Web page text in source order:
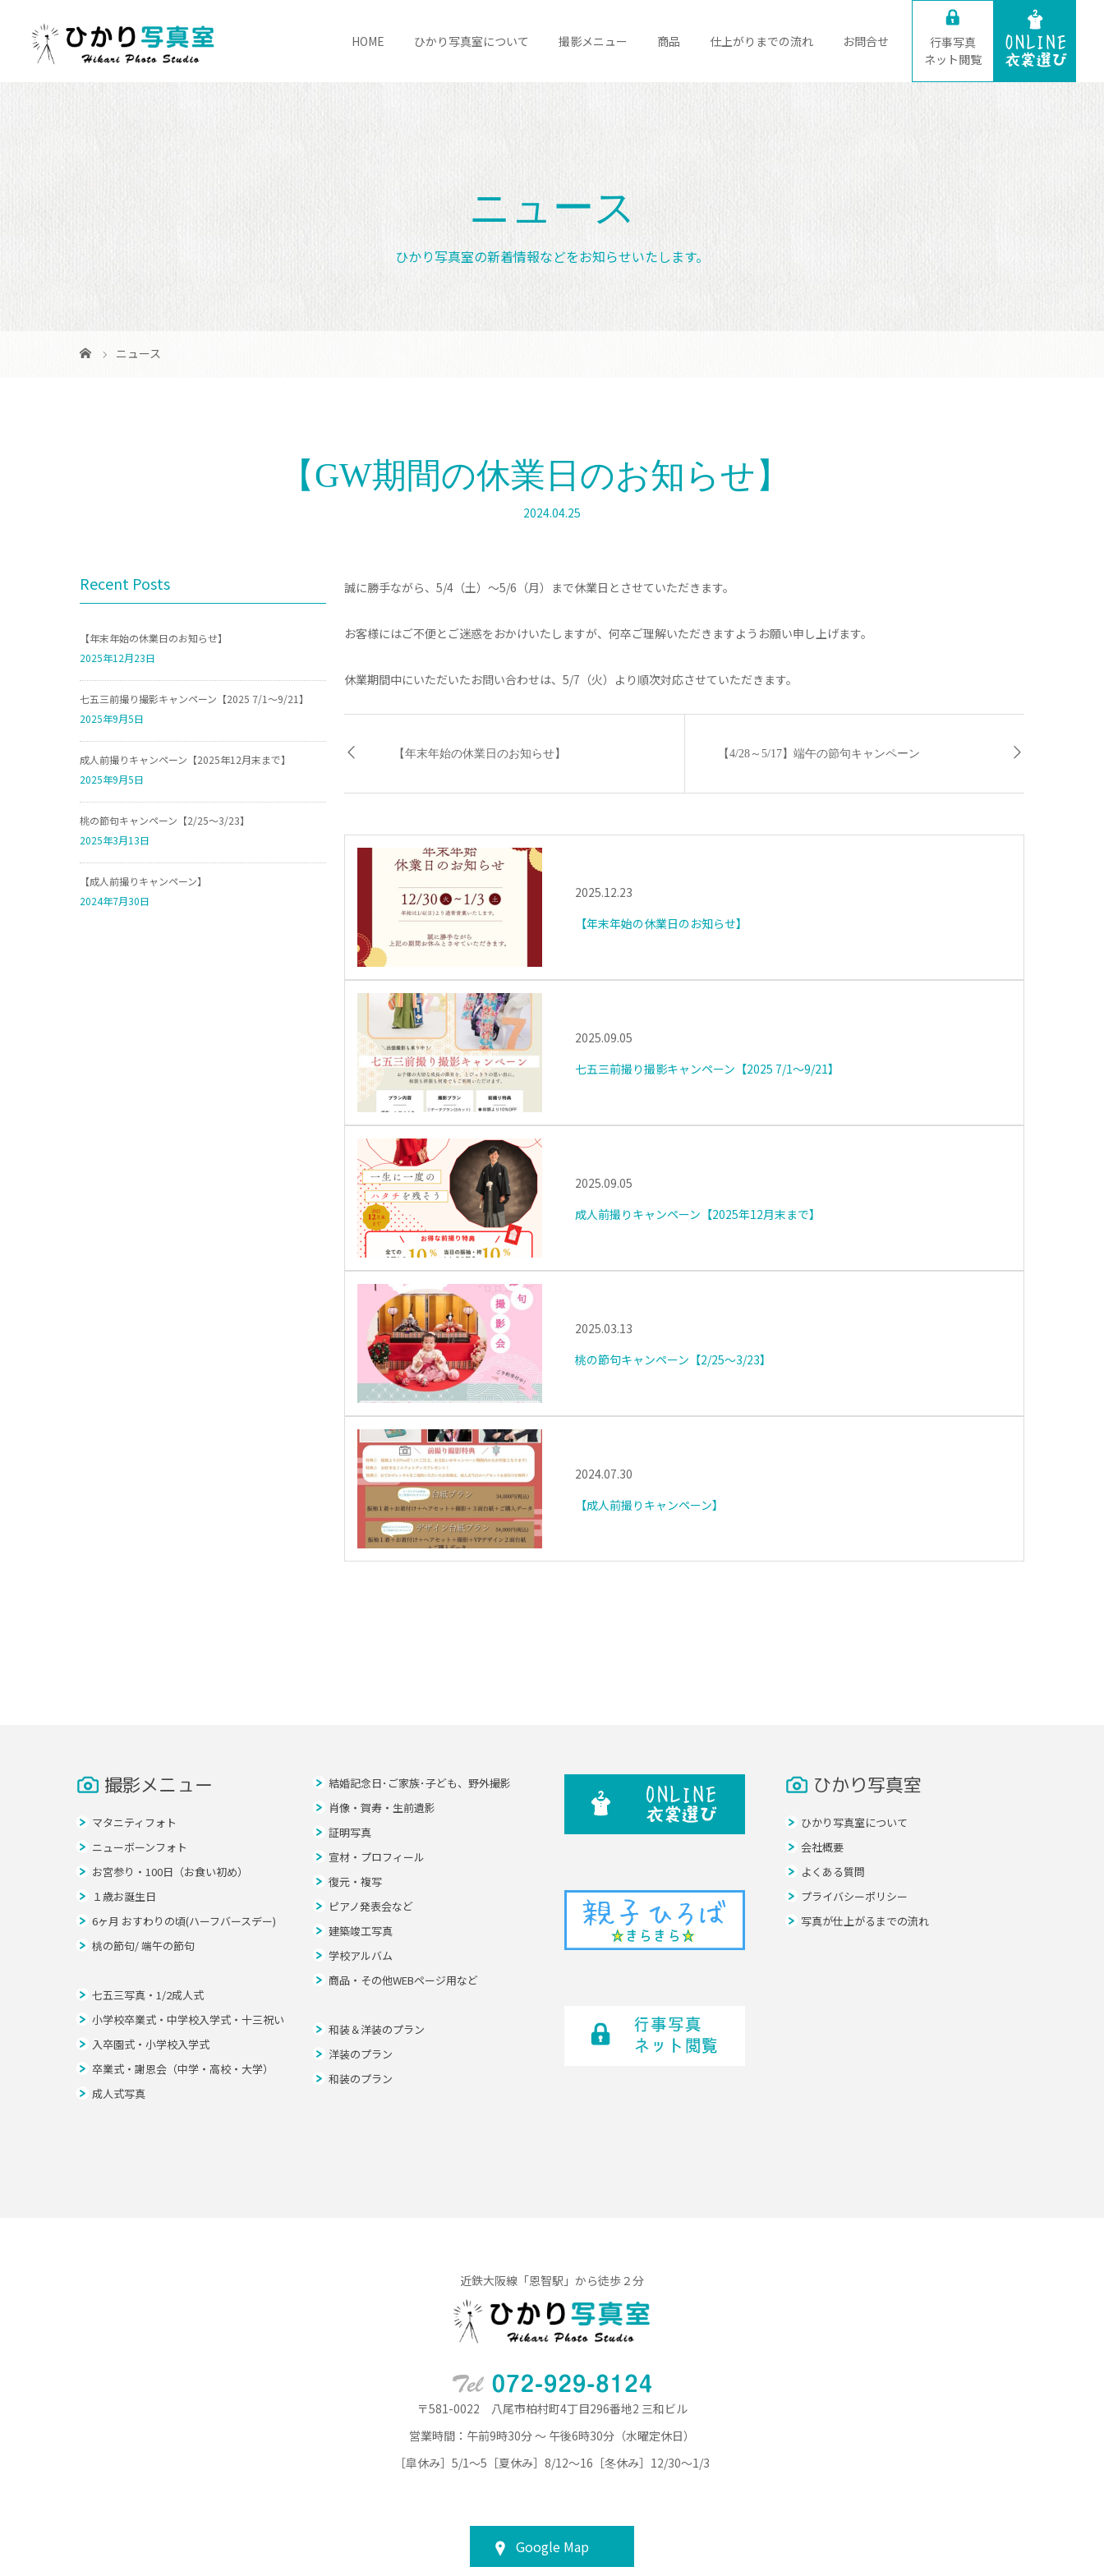
HOME ひかり写真室について 撮影メニュー 商品 仕上がりまでの流れ お問合せ
行事写真
ネット閲覧
ニュース
ひかり写真室の新着情報などをお知らせいたします。
ニュース
【GW期間の休業日のお知らせ】
2024.04.25
誠に勝手ながら、5/4（土）～5/6（月）まで休業日とさせていただきます。
お客様にはご不便とご迷惑をおかけいたしますが、何卒ご理解いただきますようお願い申し上げます。
休業期間中にいただいたお問い合わせは、5/7（火）より順次対応させていただきます。
【年末年始の休業日のお知らせ】 【4/28～5/17】端午の節句キャンペーン
2025.12.23
【年末年始の休業日のお知らせ】
2025.09.05
七五三前撮り撮影キャンペーン【2025 7/1～9/21】
2025.09.05
成人前撮りキャンペーン【2025年12月末まで】
2025.03.13
桃の節句キャンペーン【2/25～3/23】
2024.07.30
【成人前撮りキャンペーン】
Recent Posts
【年末年始の休業日のお知らせ】
2025年12月23日
七五三前撮り撮影キャンペーン【2025 7/1～9/21】
2025年9月5日
成人前撮りキャンペーン【2025年12月末まで】
2025年9月5日
桃の節句キャンペーン【2/25～3/23】
2025年3月13日
【成人前撮りキャンペーン】
2024年7月30日
撮影メニュー
マタニティフォト
ニューボーンフォト
お宮参り・100日（お食い初め）
１歳お誕生日
6ヶ月 おすわりの頃(ハーフバースデー)
桃の節句/ 端午の節句
七五三写真・1/2成人式
小学校卒業式・中学校入学式・十三祝い
入卒園式・小学校入学式
卒業式・謝恩会（中学・高校・大学）
成人式写真
結婚記念日･ご家族･子ども、野外撮影
肖像・賀寿・生前遺影
証明写真
宣材・プロフィール
復元・複写
ピアノ発表会など
建築竣工写真
学校アルバム
商品・その他WEBページ用など
和装＆洋装のプラン
洋装のプラン
和装のプラン
ひかり写真室
ひかり写真室について
会社概要
よくある質問
プライバシーポリシー
写真が仕上がるまでの流れ
近鉄大阪線「恩智駅」から徒歩２分
〒581-0022 八尾市柏村町4丁目296番地2 三和ビル
営業時間：午前9時30分 ～ 午後6時30分（水曜定休日）
［皐休み］5/1～5［夏休み］8/12～16［冬休み］12/30～1/3
Google Map